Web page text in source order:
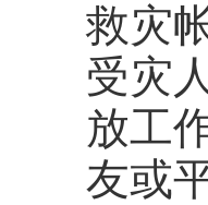
救灾
受灾
放工
友或